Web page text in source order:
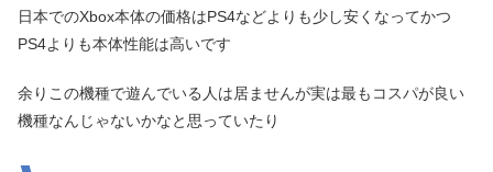
日本でのXbox本体の価格はPS4などよりも少し安くなってかつ
PS4よりも本体性能は高いです
余りこの機種で遊んでいる人は居ませんが実は最もコスパが良い
機種なんじゃないかなと思っていたり